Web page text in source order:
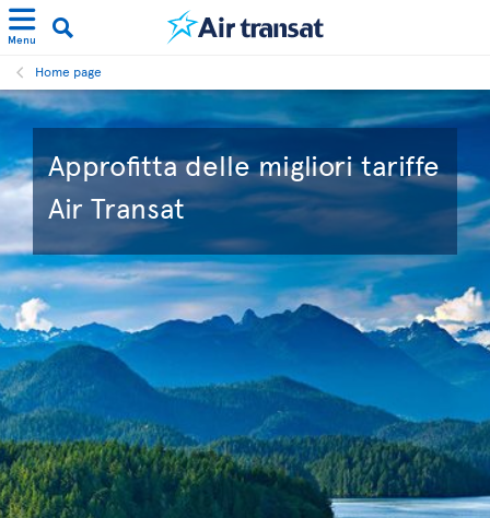
Menu
Home page
Approfitta delle migliori tariffe
Air Transat